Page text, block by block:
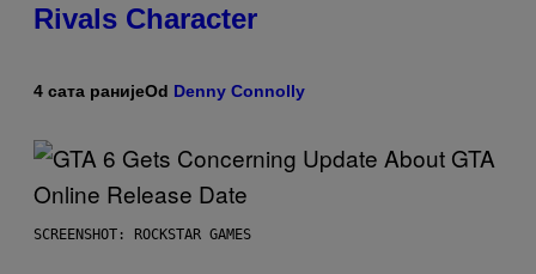
Rivals Character
4 сата ранијеOd Denny Connolly
SCREENSHOT: ROCKSTAR GAMES